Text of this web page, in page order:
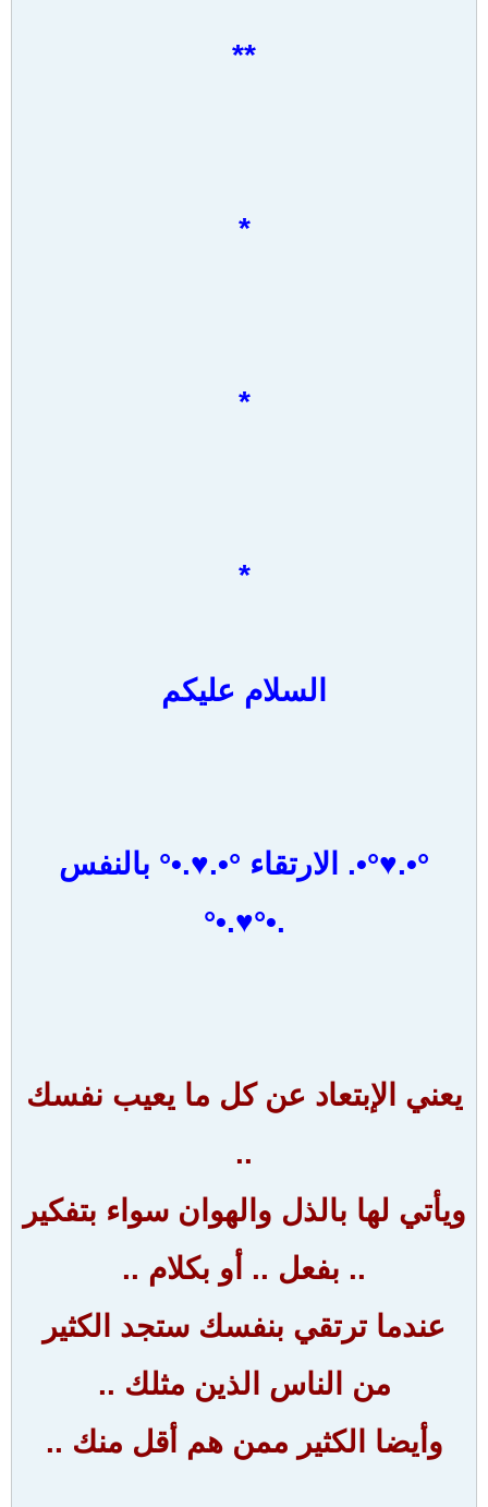
**
*
*
*
السلام عليكم
°•.♥°•. الارتقاء °•.♥.•° بالنفس
.•°♥.•°
يعني الإبتعاد عن كل ما يعيب نفسك
..
ويأتي لها بالذل والهوان سواء بتفكير
.. بفعل .. أو بكلام ..
عندما ترتقي بنفسك ستجد الكثير
من الناس الذين مثلك ..
وأيضا الكثير ممن هم أقل منك ..